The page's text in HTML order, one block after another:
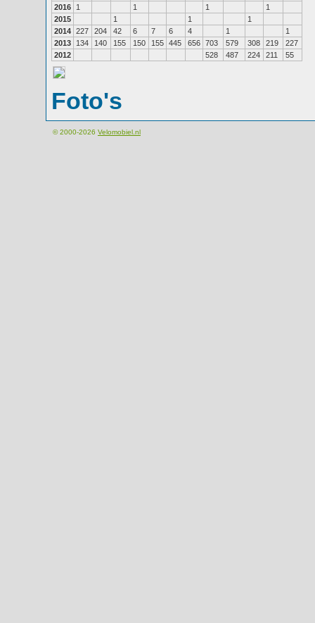
2016
1 1 1
1
2015
1 1
1
2014 227 204 42 6 7 6 4 1
1
2013
134 140 155 150 155 445 656 703 579 308 219
227
2012
528 487 224 211 55
Foto's
© 2000-2026 Velomobiel.nl